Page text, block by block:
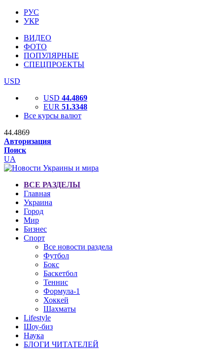
РУС
УКР
ВИДЕО
ФОТО
ПОПУЛЯРНЫЕ
СПЕЦПРОЕКТЫ
USD
USD 44.4869
EUR 51.3348
Все курсы валют
44.4869
Авторизация
Поиск
UA
ВСЕ РАЗДЕЛЫ
Главная
Украина
Город
Мир
Бизнес
Спорт
Все новости раздела
Футбол
Бокс
Баскетбол
Теннис
Формула-1
Хоккей
Шахматы
Lifestyle
Шоу-биз
Наука
БЛОГИ ЧИТАТЕЛЕЙ